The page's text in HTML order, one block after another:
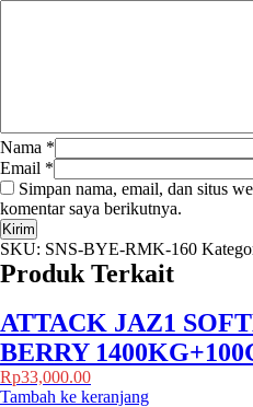
Nama *
Email *
Simpan nama, email, dan situs
komentar saya berikutnya.
SKU: SNS-BYE-RMK-160
Produk Terkait
ATTACK JAZ1
BERRY
Rp33,000.00
Tambah ke keranjang